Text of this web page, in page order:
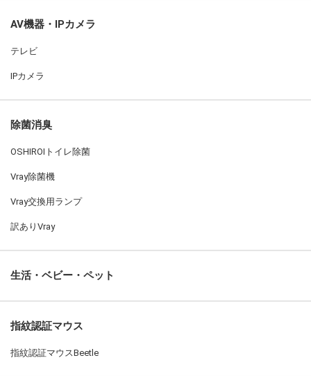
AV機器・IPカメラ
テレビ
IPカメラ
除菌消臭
OSHIROIトイレ除菌
Vray除菌機
Vray交換用ランプ
訳ありVray
生活・ベビー・ペット
指紋認証マウス
指紋認証マウスBeetle